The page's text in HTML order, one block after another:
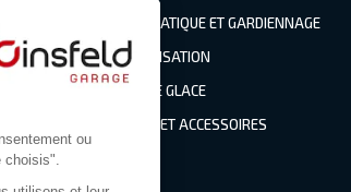
PNEUMATIQUE ET GARDIENNAGE
CLIMATISATION
BRIS DE GLACE
PIÈCES ET ACCESSOIRES